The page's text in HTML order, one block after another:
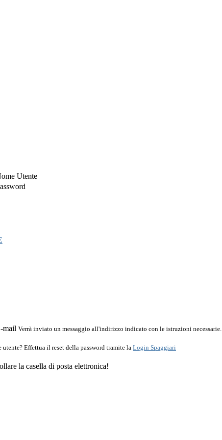
Utente
mail Verrà inviato un messaggio all'indirizzo indicato con le istruzioni necessarie.
utente? Effettua il reset della password tramite la Login Spaggiari
la casella di posta elettronica!